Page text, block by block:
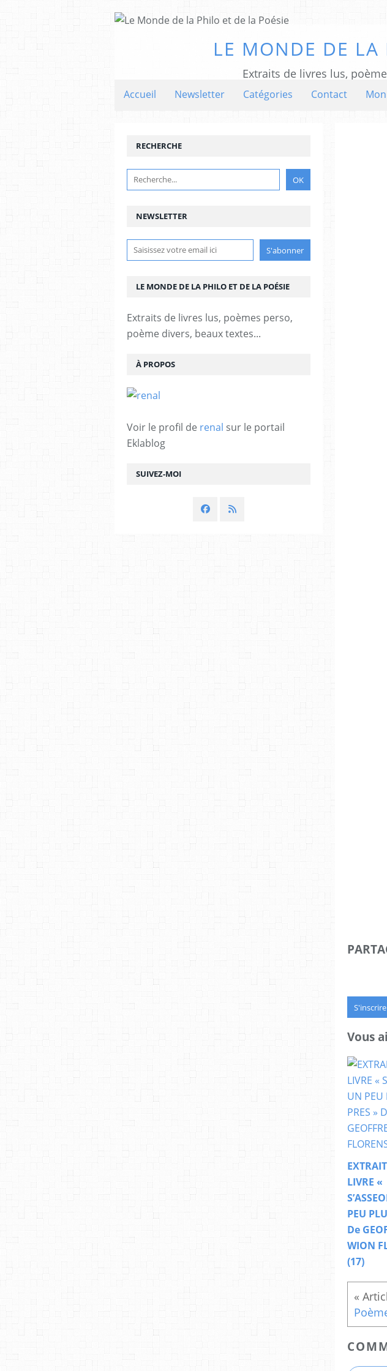
LE MONDE DE LA
Extraits de livres lus,
Accueil Newsletter Catégories Contact
Vous
LIVRE «
PEU
De
WION
(17)
NEWSLETTER
SUIVEZ-MOI
RECHERCHE
LE MONDE DE LA PHILO ET DE LA POÉSIE
Extraits de livres lus, poèmes perso,
poème divers, beaux textes...
À PROPOS
Voir le profil de renal sur le portail
Eklablog